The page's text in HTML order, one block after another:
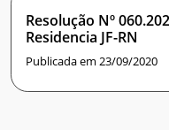
Resolução Nº
Residencia JF-RN
Publicada em 23/09/2020